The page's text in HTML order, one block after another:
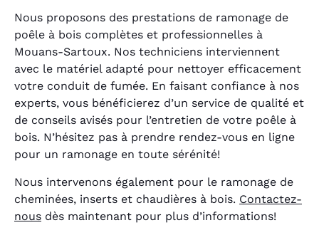
Nous proposons des prestations de ramonage de
poêle à bois complètes et professionnelles à
Mouans-Sartoux. Nos techniciens interviennent
avec le matériel adapté pour nettoyer efficacement
votre conduit de fumée. En faisant confiance à nos
experts, vous bénéficierez d’un service de qualité et
de conseils avisés pour l’entretien de votre poêle à
bois. N’hésitez pas à prendre rendez-vous en ligne
pour un ramonage en toute sérénité!
Nous intervenons également pour le ramonage de
cheminées, inserts et chaudières à bois. Contactez-
nous dès maintenant pour plus d’informations!